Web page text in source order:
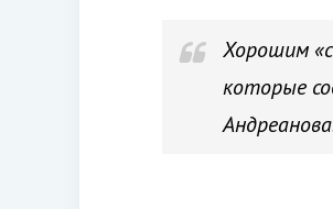
Хорошим
которые